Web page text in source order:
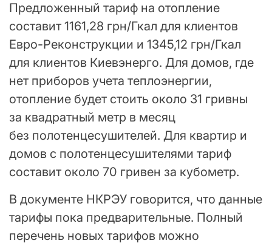
Предложенный тариф на отопление
составит 1161,28 грн/Гкал для клиентов
Евро-Реконструкции и 1345,12 грн/Гкал
для клиентов Киевэнерго. Для домов, где
нет приборов учета теплоэнергии,
отопление будет стоить около 31 гривны
за квадратный метр в месяц
без полотенцесушителей. Для квартир и
домов с полотенцесушителями тариф
составит около 70 гривен за кубометр.
В документе НКРЭУ говорится, что данные
тарифы пока предварительные. Полный
перечень новых тарифов можно